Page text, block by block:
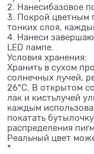
2. Нанесибазовое
3. Покрой цветным
тонких слоя,
4. Нанеси
LED лампе.
Условия хранения:
Хранить в сухом
солнечных лучей,
26°С. В открытом
лак и кистьлучей
каждым
покатать
распределения
Реальный цвет
*